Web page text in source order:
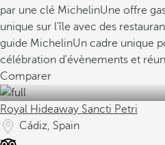
par une clé MichelinUne offre
unique sur l'île avec des
guide MichelinUn cadre unique
célébration d'évènements et
Comparer
Royal Hideaway Sancti Petri
Cádiz, Spain